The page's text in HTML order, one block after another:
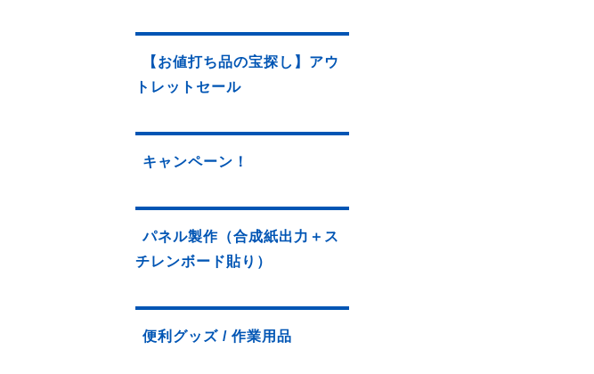
【お値打ち品の宝探し】アウ
トレットセール
キャンペーン！
パネル製作（合成紙出力＋ス
チレンボード貼り）
便利グッズ / 作業用品